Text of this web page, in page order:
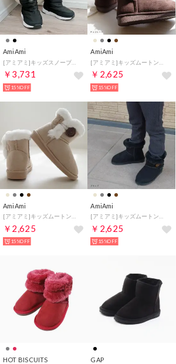
AmiAmi
￥3,731
15%OFF
AmiAmi
￥2,625
15%OFF
AmiAmi
￥2,625
15%OFF
AmiAmi
￥2,625
15%OFF
HOT BISCUITS GAP